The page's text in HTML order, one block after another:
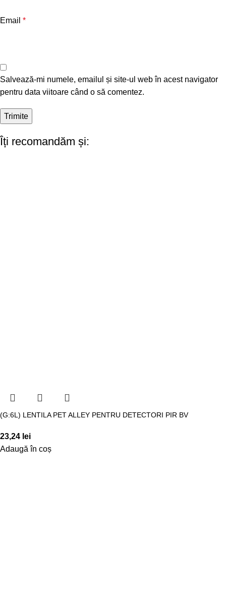
Email *
Salvează-mi numele, emailul și site-ul web în acest navigator
pentru data viitoare când o să comentez.
Îți recomandăm și:
(G:6L) LENTILA PET ALLEY PENTRU DETECTORI PIR BV
23,24 lei
Adaugă în coș